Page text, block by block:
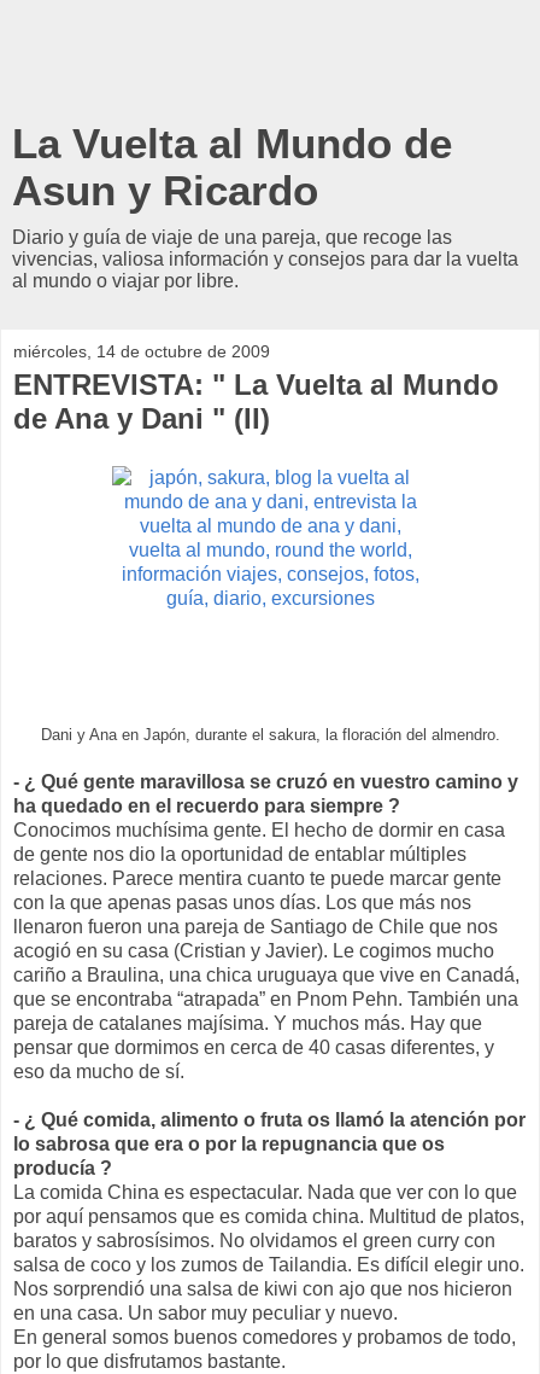
La Vuelta al Mundo de
Asun y Ricardo
Diario y guía de viaje de una pareja, que recoge las
vivencias, valiosa información y consejos para dar la vuelta
al mundo o viajar por libre.
miércoles, 14 de octubre de 2009
ENTREVISTA: " La Vuelta al Mundo
de Ana y Dani " (II)
Dani y Ana en Japón, durante el sakura, la floración del almendro.
- ¿ Qué gente maravillosa se cruzó en vuestro camino y
ha quedado en el recuerdo para siempre ?
Conocimos muchísima gente. El hecho de dormir en casa
de gente nos dio la oportunidad de entablar múltiples
relaciones. Parece mentira cuanto te puede marcar gente
con la que apenas pasas unos días. Los que más nos
llenaron fueron una pareja de Santiago de Chile que nos
acogió en su casa (Cristian y Javier). Le cogimos mucho
cariño a Braulina, una chica uruguaya que vive en Canadá,
que se encontraba “atrapada” en Pnom Pehn. También una
pareja de catalanes majísima. Y muchos más. Hay que
pensar que dormimos en cerca de 40 casas diferentes, y
eso da mucho de sí.
- ¿ Qué comida, alimento o fruta os llamó la atención por
lo sabrosa que era o por la repugnancia que os
producía ?
La comida China es espectacular. Nada que ver con lo que
por aquí pensamos que es comida china. Multitud de platos,
baratos y sabrosísimos. No olvidamos el green curry con
salsa de coco y los zumos de Tailandia. Es difícil elegir uno.
Nos sorprendió una salsa de kiwi con ajo que nos hicieron
en una casa. Un sabor muy peculiar y nuevo.
En general somos buenos comedores y probamos de todo,
por lo que disfrutamos bastante.